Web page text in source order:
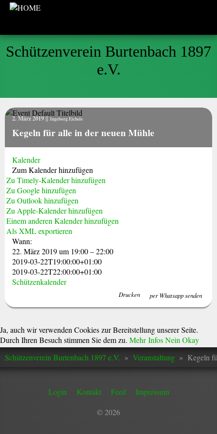
Schützenverein Burtenbach 1897
e.V.
2. März 2019||Ingeborg Eichele
Kegeln für alle in der neuen Mühle
Kalender
Zum Kalender hinzufügen
Zu Timely-Kalender hinzufügen
Zu Google hinzufügen
Zu Outlook hinzufügen
Zu Apple-Kalender hinzufügen
Einem anderen Kalender hinzufügen
Als XML exportieren
Wann:
22. März 2019 um 19:00 – 22:00
2019-03-22T19:00:00+01:00
2019-03-22T22:00:00+01:00
Schützenkalender
per Whatsapp senden
Drucken
Schützenverein Burtenbach 1897 e.V. » Veranstaltung » Kegeln
Login Kontakt Feed
Impressum
© 2026
Ja, auch wir verwenden Cookies zur Bereitstellung unserer Seite.
Durch Ihren Besuch stimmen Sie dem zu. Mehr InfosNein Okay